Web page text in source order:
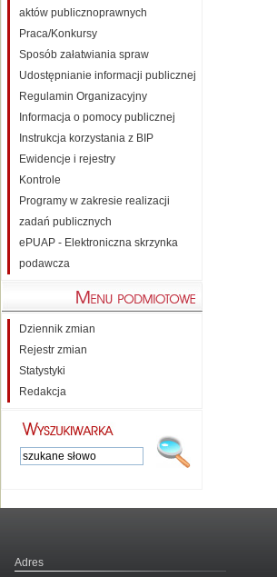
aktów publicznoprawnych
Praca/Konkursy
Sposób załatwiania spraw
Udostępnianie informacji publicznej
Regulamin Organizacyjny
Informacja o pomocy publicznej
Instrukcja korzystania z BIP
Ewidencje i rejestry
Kontrole
Programy w zakresie realizacji
zadań publicznych
ePUAP - Elektroniczna skrzynka
podawcza
Dziennik zmian
Rejestr zmian
Statystyki
Redakcja
Adres